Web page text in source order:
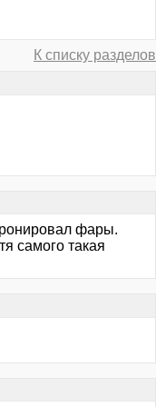
К списку разделов
фары.
самого такая